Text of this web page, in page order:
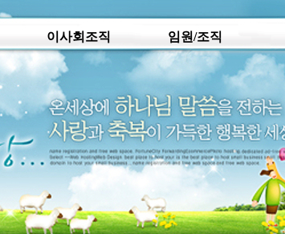
이사회조직 임원/조직